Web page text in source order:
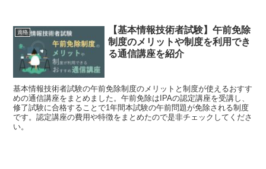
資格
【基本情報技術者試験】午前免除
制度のメリットや制度を利用でき
る通信講座を紹介
基本情報技術者試験の午前免除制度のメリットと制度が使えるおすす
めの通信講座をまとめました。午前免除はIPAの認定講座を受講し、
修了試験に合格することで1年間本試験の午前問題が免除される制度
です。認定講座の費用や特徴をまとめたので是非チェックしてくださ
い。